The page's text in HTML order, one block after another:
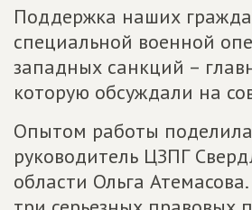
Поддержка наших
специальной военной
западных санкций –
которую обсуждали на
Опытом работы
руководитель ЦЗПГ
области Ольга